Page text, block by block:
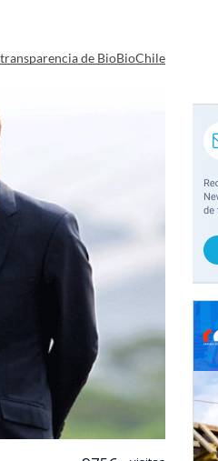
de BioBioChile